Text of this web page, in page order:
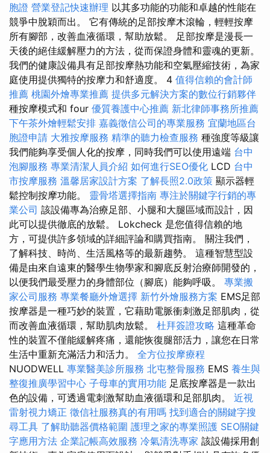
胞證 營業登記快速辦理 以其多功能的功能和卓越的性能在
競爭中脫穎而出。 它有傳統的足部按摩木滾輪，輕輕按摩
所有腳部，改善血液循環，幫助放鬆。 足部按摩是漫長一
天後的絕佳緩解壓力的方法，從而保證身體和靈魂的更新。
我們的健康設備具有足部按摩熱功能和空氣壓縮技術，為家
庭使用提供獨特的按摩力和舒適度。 4 值得信賴的會計師
推薦 桃園外燴專業推薦 提供多元解決方案的數位行銷夥伴
種按摩模式和 four 優質養護中心推薦 新北律師事務所推薦
下午茶外燴輕鬆安排 嘉義徵信公司的專業服務 宜蘭地區台
胞證申請 大雅按摩服務 精準的聽力檢查服務 種強度等級讓
我們能夠享受個人化的按摩，同時我們可以使用遠端 台中
泡腳服務 專業清潔人員介紹 如何進行SEO優化 LCD 台中
市按摩服務 溫馨居家設計方案 了解長照2.0政策 顯示器輕
鬆控制按摩功能。 靈骨塔選擇指南 專注於關鍵字行銷的專
業公司 該設備專為治療足部、小腿和大腿區域而設計，因
此可以提供徹底的放鬆。 Lokcheck 是您值得信賴的地
方，可提供許多領域的詳細評論和購買指南。 關注我們，
了解科技、時尚、生活風格等的最新趨勢。 這種智慧型設
備是由來自遠東的醫學生物學家和腳底反射治療師開發的，
以便我們最受壓力的身體部位（腳底）能夠呼吸。 專業搬
家公司服務 專業餐廳外燴選擇 新竹外燴服務方案 EMS足部
按摩器是一種巧妙的裝置，它藉助電脈衝刺激足部肌肉，從
而改善血液循環，幫助肌肉放鬆。 杜拜簽證攻略 這種革命
性的裝置不僅能緩解疼痛，還能恢復腿部活力，讓您在日常
生活中重新充滿活力和活力。 全方位按摩療程
NUODWELL 專業醫美診所服務 北屯整骨服務 EMS 養生與
整復推廣學習中心 子母車的實用功能 足底按摩器是一款出
色的設備，可透過電刺激幫助血液循環和足部肌肉。 近視
雷射視力矯正 徵信社服務真的有用嗎 找到適合的關鍵字搜
尋工具 了解助聽器價格範圍 護理之家的專業照護 SEO關鍵
字應用方法 企業記帳高效服務 冷氣清洗專家 該設備採用創